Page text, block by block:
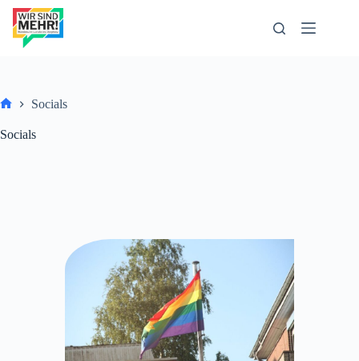
Zum
Inhalt
springen
Socials
Socials